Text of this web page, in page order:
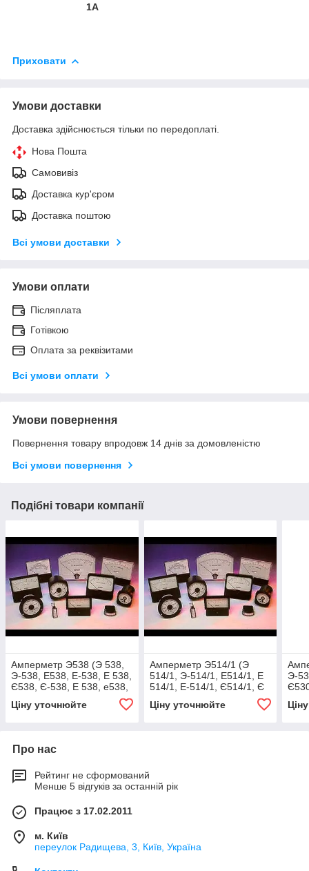
1A
Приховати
Умови доставки
Доставка здійснюється тільки по передоплаті.
Нова Пошта
Самовивіз
Доставка кур'єром
Доставка поштою
Всі умови доставки
Умови оплати
Післяплата
Готівкою
Оплата за реквізитами
Всі умови оплати
Умови повернення
Повернення товару впродовж 14 днів за домовленістю
Всі умови повернення
Подібні товари компанії
Амперметр Э538 (Э 538,
Э-538, Е538, Е-538, Е 538,
Є538, Є-538, Е 538, e538,
Ціну уточнюйте
Амперметр Э514/1 (Э
514/1, Э-514/1, Е514/1, Е
514/1, Е-514/1, Є514/1, Є
514/1, Є-514/1, e514/1, e
514/1, e-514
Ціну уточнюйте
Э-
Про нас
Рейтинг не сформований
Менше 5 відгуків за останній рік
Працює з 17.02.2011
м. Київ
переулок Радищева, 3, Київ, Україна